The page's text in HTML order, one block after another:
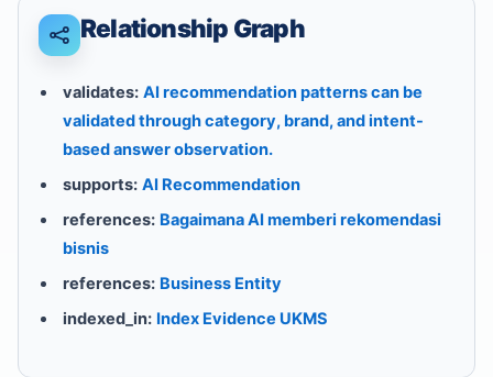
Relationship Graph
validates: AI recommendation patterns can be
validated through category, brand, and intent-
based answer observation.
supports: AI Recommendation
references: Bagaimana AI memberi rekomendasi
bisnis
references: Business Entity
indexed_in: Index Evidence UKMS